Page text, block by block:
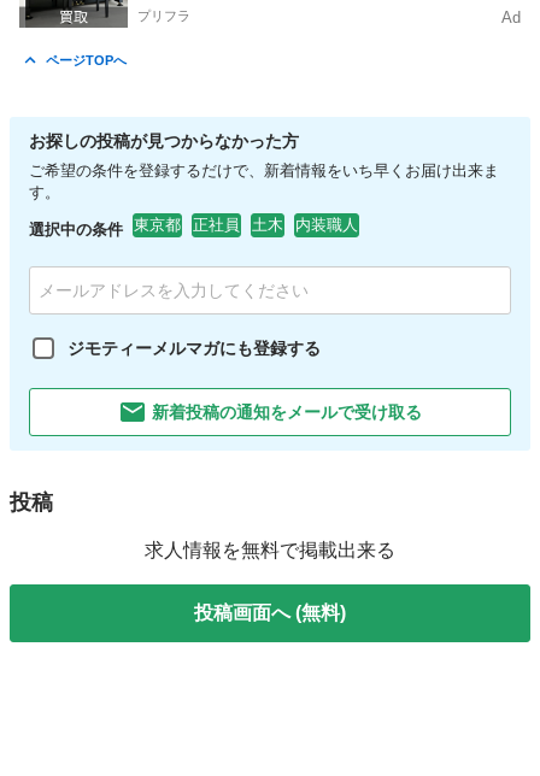
プリフラ Ad
ページTOPへ
お探しの投稿が見つからなかった方
ご希望の条件を登録するだけで、新着情報をいち早くお届け出来ま
す。
選択中の条件 東京都 正社員 土木 内装職人
ジモティーメルマガにも登録する
新着投稿の通知をメールで受け取る
投稿
求人情報を無料で掲載出来る
投稿画面へ (無料)